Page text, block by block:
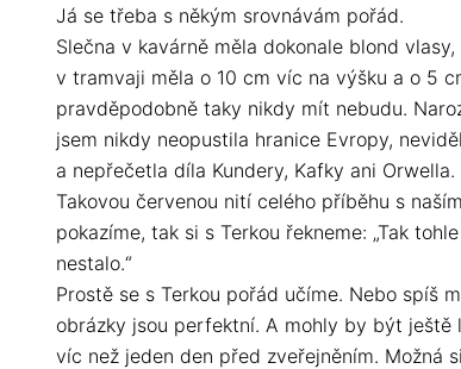
Já se třeba s někým srovnávám pořád.
Slečna v kavárně měla dokonale blond
v tramvaji měla o 10 cm víc na výšku a o 5
pravděpodobně taky nikdy mít nebudu.
jsem nikdy neopustila hranice Evropy,
a nepřečetla díla Kundery, Kafky ani Orwella.
Takovou červenou nití celého příběhu s
pokazíme, tak si s Terkou řekneme: „Tak
nestalo.“
Prostě se s Terkou pořád učíme. Nebo spíš
obrázky jsou perfektní. A mohly by být
víc než jeden den před zveřejněním. Možná